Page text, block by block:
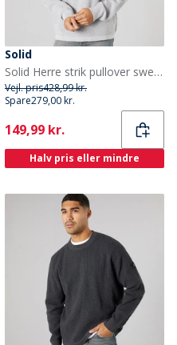
Solid
Solid Herre strik pullover sweater Light Grey Melange
Vejl. pris428,99 kr.
Spare279,00 kr.
Current
149,99 kr.
Halv pris eller mindre